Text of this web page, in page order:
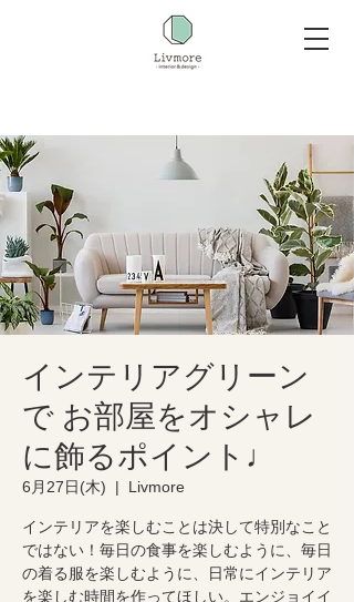
インテリアグリーン
で お部屋をオシャレ
に飾るポイント♩
6月27日(木)
  |
Livmore
インテリアを楽しむことは決して特別なこと
ではない！毎日の食事を楽しむように、毎日
の着る服を楽しむように、日常にインテリア
を楽しむ時間を作ってほしい。エンジョイイ